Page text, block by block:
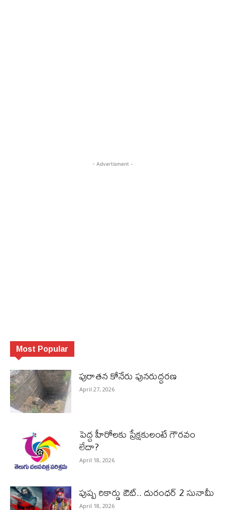
- Advertisment -
Most Popular
పురాత‌న కోనేరు పున‌రుద్ధ‌ర‌ణ
April 27, 2026
పెద్ద హీరోల‌కు ప్రేక్ష‌కులంటే గౌర‌వం
లేదా?
April 18, 2026
పుష్ప రికార్డు ఔట్‌.. దురంధ‌ర్ 2 సునామీ
April 18, 2026